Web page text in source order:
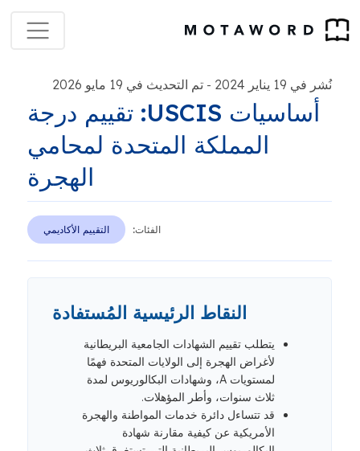
نُشر في 19 يناير 2024 - تم التحديث في 19 مايو 2026
أساسيات USCIS: تقييم درجة
المملكة المتحدة لمحامي
الهجرة
الفئات: التقييم الأكاديمي
النقاط الرئيسية المُستفادة
يتطلب تقييم الشهادات الجامعية البريطانية
لأغراض الهجرة إلى الولايات المتحدة فهمًا
لمستويات A، وشهادات البكالوريوس لمدة
ثلاث سنوات، وأطر المؤهلات.
قد تتساءل دائرة خدمات المواطنة والهجرة
الأمريكية عن كيفية مقارنة شهادة